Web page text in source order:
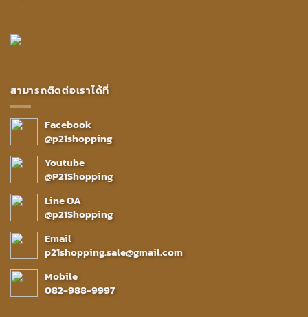
สามารถติดต่อเราได้ที่
Facebook
@p21shopping
Youtube
@P21Shopping
Line OA
@p21Shopping
Email
p21shopping.sale@gmail.com
Mobile
082-988-9997